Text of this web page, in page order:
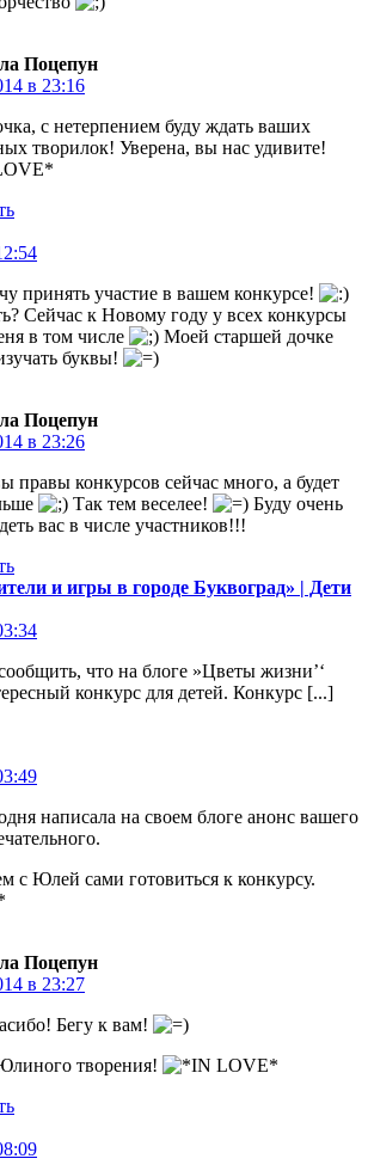
Поцепун
в 23:16
с нетерпением буду ждать ваших
творилок! Уверена, вы нас удивите!
принять участие в вашем конкурсе!
Сейчас к Новому году у всех конкурсы
в том числе
Моей старшей дочке
буквы!
Поцепун
в 23:26
правы конкурсов сейчас много, а будет
Так тем веселее!
Буду очень
вас в числе участников!!!
и игры в городе Буквоград» | Дети
что на блоге »Цветы жизни’‘
конкурс для детей. Конкурс [...]
написала на своем блоге анонс вашего
с Юлей сами готовиться к конкурсу.
Поцепун
в 23:27
Бегу к вам!
творения!